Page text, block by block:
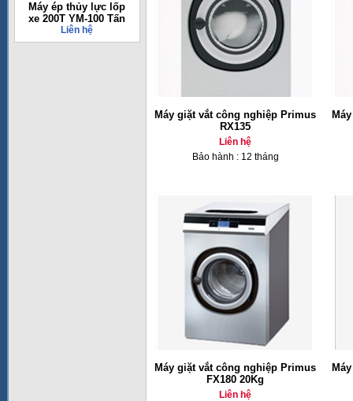
Máy ép thủy lực lốp
xe 200T YM-100 Tấn
Liên hệ
Máy giặt vắt công nghiệp Primus
RX135
Liên hệ
Bảo hành : 12 tháng
Máy giặt vắt công nghiệp Primus
FX180 20Kg
Liên hệ